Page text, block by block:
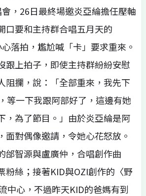
，26日最終場邀炎亞綸擔任壓軸
口要和主持群合唱五月天的
心落拍，尷尬喊「卡」要求重來。
跟上拍子，即使主持群紛紛安慰
阻攔，說：「全部重來，我先下
等一下我跟阿部好了，這邊有她
，為了節目。」由於炎亞綸是阿
面對偶像邀請，令她心花怒放。
邰智源與盧廣仲，合唱創作曲
粉絲；接著KID與OZI創作的〈野
中心，不過昨天KID的爸媽有到